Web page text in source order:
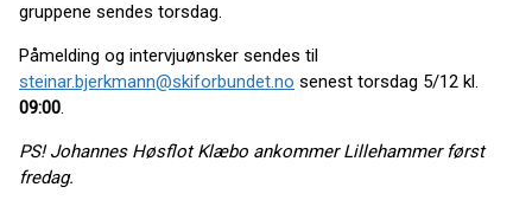
gruppene sendes torsdag.
Påmelding og intervjuønsker sendes til
steinar.bjerkmann@skiforbundet.no senest torsdag 5/12 kl.
09:00.
PS! Johannes Høsflot Klæbo ankommer Lillehammer først
fredag.